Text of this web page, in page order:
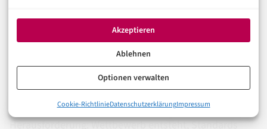
Akzeptieren
Ablehnen
Optionen verwalten
Cookie-RichtlinieDatenschutzerklärungImpressum
zerothird ist nicht allein. Der europäische
Quantenmarkt boomt, und das Startup spielt in einem
wachsenden Feld. Das ist gut und gleichzeitig eine
Herausforderung: Wettbewerb entsteht, Standards
Warum klassische Verschlüsselung plötzlich unter Druck steht